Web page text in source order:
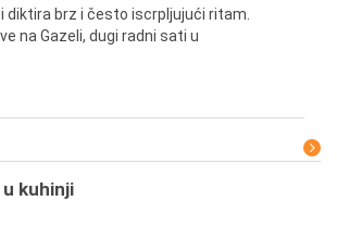
diktira brz i često iscrpljujući ritam.
na Gazeli, dugi radni sati u
kuhinji